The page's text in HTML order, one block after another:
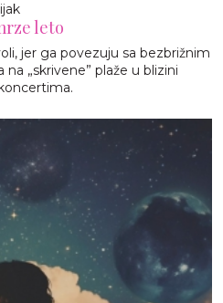
leto
jer ga povezuju sa bezbrižnim
„skrivene” plaže u blizini